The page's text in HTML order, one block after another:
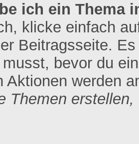
ich ein Thema
klicke einfach
Beitragsseite.
bevor du
Aktionen werden
Themen